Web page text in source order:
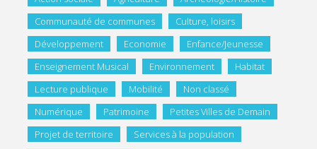
Communauté de communes
Culture, loisirs
Développement
Economie
Enfance/Jeunesse
Enseignement Musical
Environnement
Habitat
Lecture publique
Mobilité
Non classé
Numérique
Patrimoine
Petites Villes de Demain
Projet de territoire
Services à la population